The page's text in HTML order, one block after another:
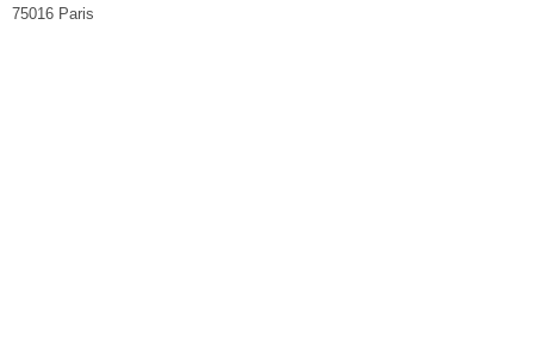
75016 Paris